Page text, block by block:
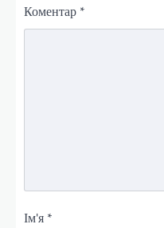
Коментар *
Ім'я *